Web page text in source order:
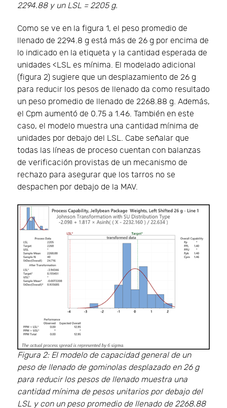
2294.88 y un LSL = 2205 g.
Como se ve en la figura 1, el peso promedio de
llenado de 2294.8 g está más de 26 g por encima de
lo indicado en la etiqueta y la cantidad esperada de
unidades <LSL es mínima. El modelado adicional
(figura 2) sugiere que un desplazamiento de 26 g
para reducir los pesos de llenado da como resultado
un peso promedio de llenado de 2268.88 g. Además,
el Cpm aumentó de 0.75 a 1.46. También en este
caso, el modelo muestra una cantidad mínima de
unidades por debajo del LSL. Cabe señalar que
todas las líneas de proceso cuentan con balanzas
de verificación provistas de un mecanismo de
rechazo para asegurar que los tarros no se
despachen por debajo de la MAV.
Figura 2: El modelo de capacidad general de un
peso de llenado de gominolas desplazado en 26 g
para reducir los pesos de llenado muestra una
cantidad mínima de pesos unitarios por debajo del
LSL y con un peso promedio de llenado de 2268.88